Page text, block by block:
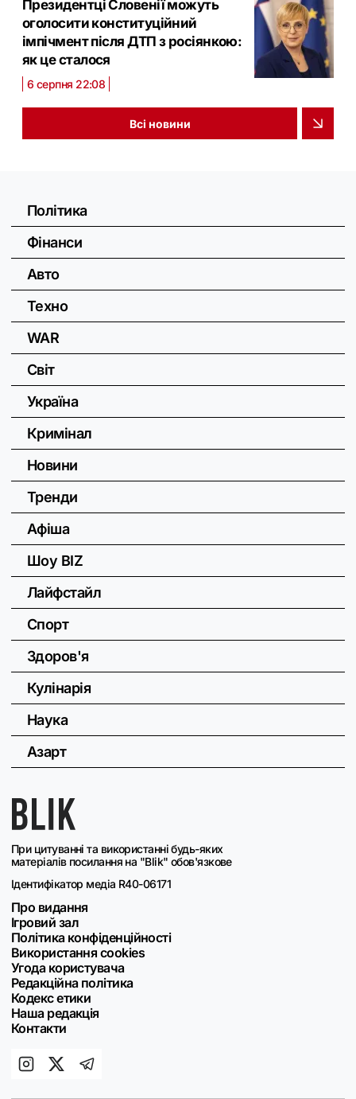
Президентці Словенії можуть
оголосити конституційний
імпічмент після ДТП з росіянкою:
як це сталося
6 серпня 22:08
Всі новини
При цитуванні та використанні будь-яких
матеріалів посилання на "Blik" обов'язкове
Ідентифікатор медіа R40-06171
Про видання
Ігровий зал
Політика конфіденційності
Використання cookies
Угода користувача
Редакційна політика
Кодекс етики
Наша редакція
Контакти
Політика
Фінанси
Авто
Техно
WAR
Світ
Україна
Кримінал
Новини
Тренди
Афіша
Шоу BIZ
Лайфстайл
Спорт
Здоров'я
Кулінарія
Наука
Азарт